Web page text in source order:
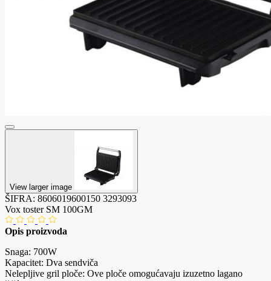
View larger image
ŠIFRA: 8606019600150 3293093
Vox toster SM 100GM
Opis proizvoda
Snaga: 700W
Kapacitet: Dva sendviča
Nelepljive gril ploče: Ove ploče omogućavaju izuzetno lagano